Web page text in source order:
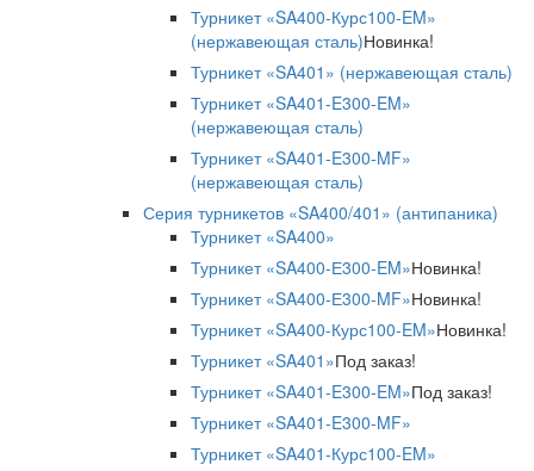
Турникет «SA400-Курс100-EM»
(нержавеющая сталь)Новинка!
Турникет «SA401» (нержавеющая сталь)
Турникет «SA401-E300-EM»
(нержавеющая сталь)
Турникет «SA401-E300-MF»
(нержавеющая сталь)
Серия турникетов «SA400/401» (антипаника)
Турникет «SA400»
Турникет «SA400-Е300-EM»Новинка!
Турникет «SA400-Е300-MF»Новинка!
Турникет «SA400-Курс100-EM»Новинка!
Турникет «SA401»Под заказ!
Турникет «SA401-E300-EM»Под заказ!
Турникет «SA401-E300-MF»
Турникет «SA401-Курс100-EM»